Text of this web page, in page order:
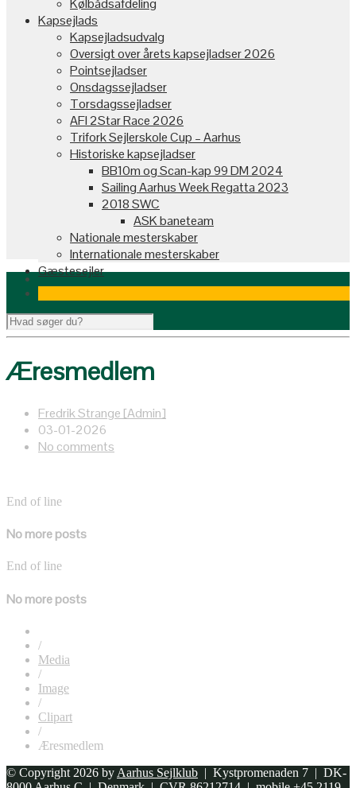
Kølbådsafdeling
Kapsejlads
Kapsejladsudvalg
Oversigt over årets kapsejladser 2026
Pointsejladser
Onsdagssejladser
Torsdagssejladser
AFI 2Star Race 2026
Trifork Sejlerskole Cup – Aarhus
Historiske kapsejladser
BB10m og Scan-kap 99 DM 2024
Sailing Aarhus Week Regatta 2023
2018 SWC
ASK baneteam
Nationale mesterskaber
Internationale mesterskaber
Gæstesejler
Æresmedlem
Fredrik Strange [Admin]
03-01-2026
No comments
End of line
No more posts
End of line
No more posts
/
Media
/
Image
/
Clipart
/
Æresmedlem
© Copyright 2026 by Aarhus Sejlklub | Kystpromenaden 7 | DK-